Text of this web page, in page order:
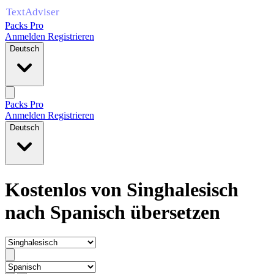
Packs Pro
Anmelden Registrieren
Deutsch
Packs Pro
Anmelden Registrieren
Deutsch
Kostenlos von Singhalesisch
nach Spanisch übersetzen